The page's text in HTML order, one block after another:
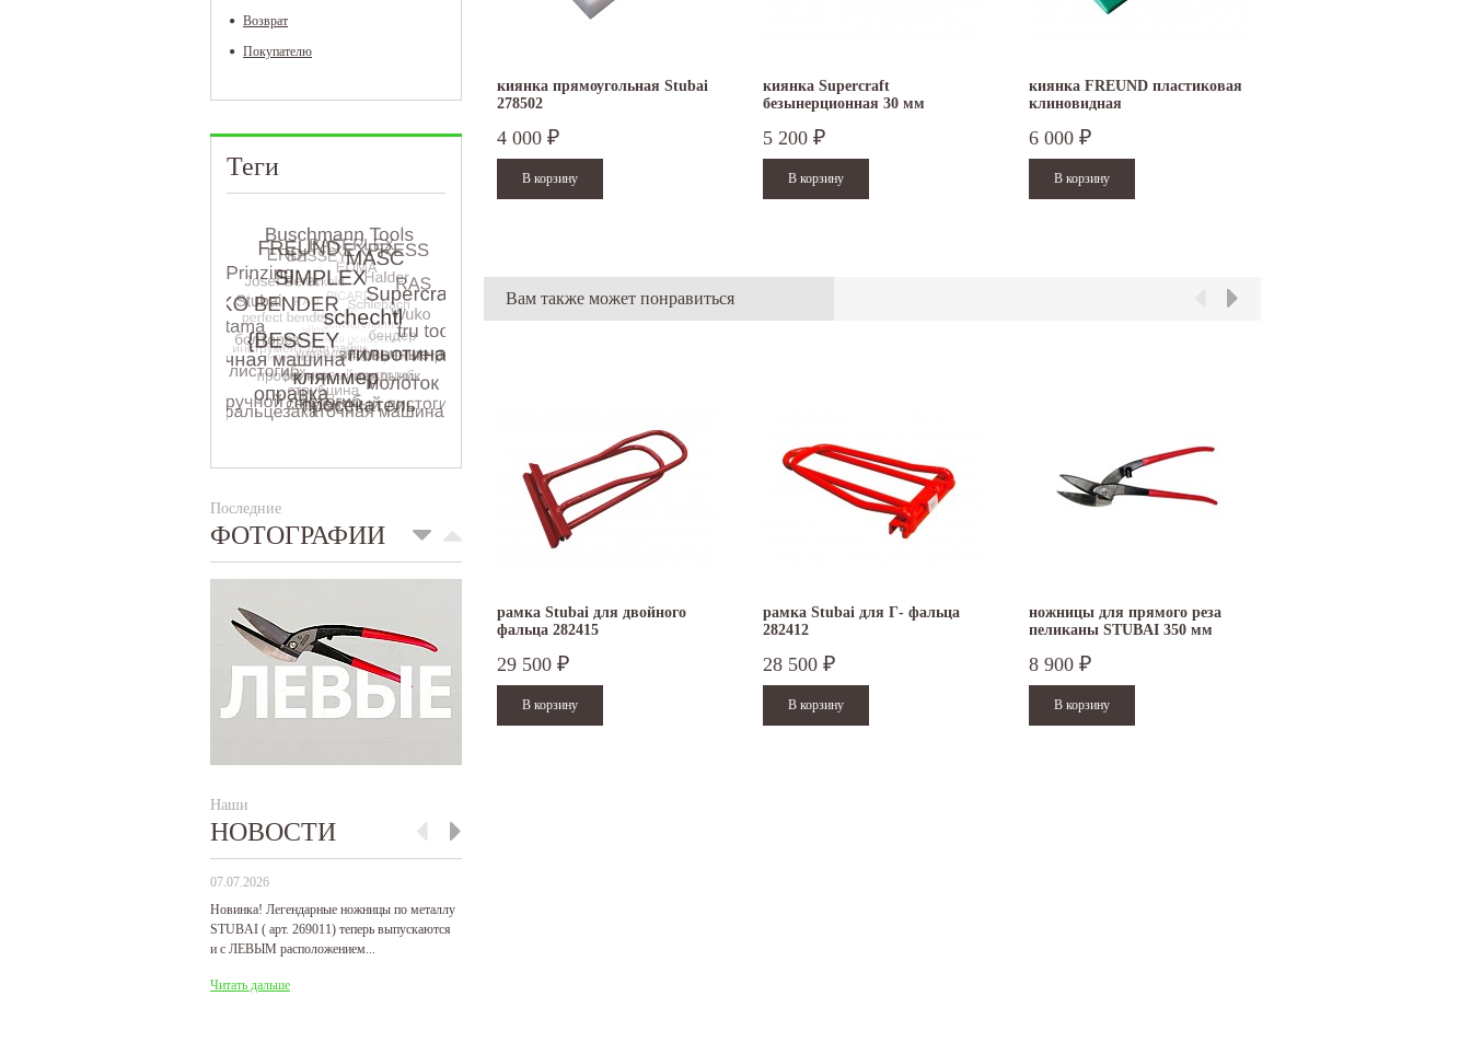
Возврат
Покупателю
Теги
Последние
ФОТОГРАФИИ
Наши
НОВОСТИ
07.07.2026
Новинка! Легендарные ножницы по металлу
STUBAI ( арт. 269011) теперь выпускаются
и с ЛЕВЫМ расположением...
Читать дальше
киянка прямоугольная Stubai
278502
4 000 ₽
киянка Supercraft
безынерционная 30 мм
5 200 ₽
киянка FREUND пластиковая
клиновидная
6 000 ₽
Вам также может понравиться
рамка Stubai для двойного
фальца 282415
29 500 ₽
рамка Stubai для Г- фальца
282412
28 500 ₽
ножницы для прямого реза
пеликаны STUBAI 350 мм
8 900 ₽